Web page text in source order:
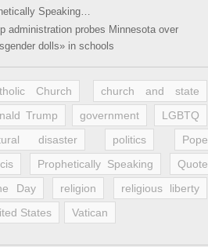
Speaking…
administration probes Minnesota over
dolls» in schools
Church
church and state
Trump
government
LGBTQ
disaster
politics
Pope
Prophetically Speaking
Quote
Day
religion
religious liberty
States
Vatican